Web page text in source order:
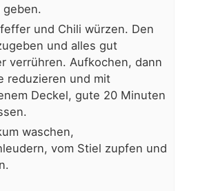
geben.
und Chili würzen. Den
und alles gut
verrühren. Aufkochen, dann
reduzieren und mit
Deckel, gute 20 Minuten
waschen,
vom Stiel zupfen und